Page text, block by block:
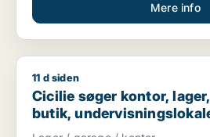
Mere info
Cicilie søger kontor, lager,
11 d siden
Cicilie søger kontor,
butik,
erhvervsgrund,